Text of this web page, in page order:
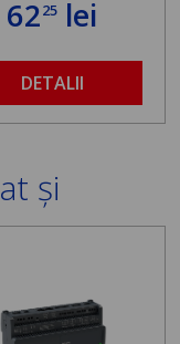
6225 lei
DETALII
și